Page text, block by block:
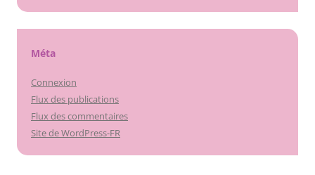
Méta
Connexion
Flux des publications
Flux des commentaires
Site de WordPress-FR